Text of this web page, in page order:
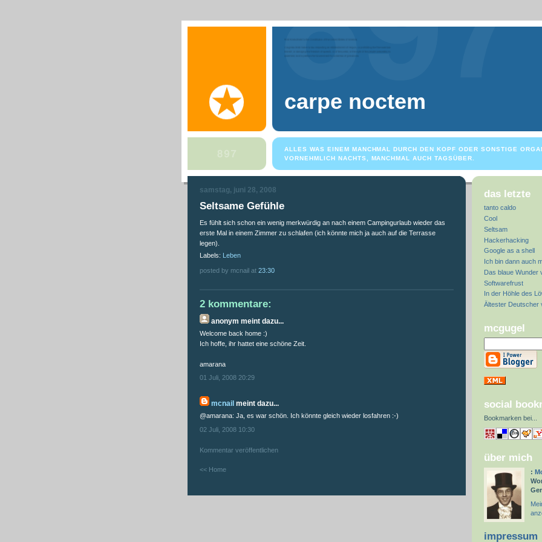
carpe noctem
ALLES WAS EINEM MANCHMAL DURCH DEN KOPF ODER SONSTIGE
VORNEHMLICH NACHTS, MANCHMAL AUCH TAGSÜBER.
samstag, juni 28, 2008
Seltsame Gefühle
Es fühlt sich schon ein wenig merkwürdig an nach einem Campingurlaub wieder das
erste Mal in einem Zimmer zu schlafen (ich könnte mich ja auch auf die Terrasse
legen).
Labels: Leben
posted by mcnail at 23:30
2 kommentare:
anonym meint dazu...
Welcome back home :)
Ich hoffe, ihr hattet eine schöne Zeit.
amarana
01 Juli, 2008 20:29
mcnail meint dazu...
@amarana: Ja, es war schön. Ich könnte gleich wieder losfahren :-)
02 Juli, 2008 10:30
Kommentar veröffentlichen
<< Home
das letzte
tanto caldo
Cool
Seltsam
Hackerhacking
Google as a shell
Ich bin dann auch
Das blaue Wunder
Softwarefrust
In der Höhle des
Ältester Deutscher
mcgugel
social
Bookmarken bei
über mich
:
impressum